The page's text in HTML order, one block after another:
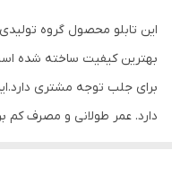
این تابلو محصول گروه تولیدی
بهترین کیفیت ساخته شده
برای جلب توجه مشتری
دارد. عمر طولانی و مصرف کم